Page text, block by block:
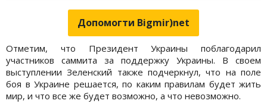
Допомогти Bigmir)net
Отметим, что Президент Украины поблагодарил
участников саммита за поддержку Украины. В своем
выступлении Зеленский также подчеркнул, что на поле
боя в Украине решается, по каким правилам будет жить
мир, и что все же будет возможно, а что невозможно.